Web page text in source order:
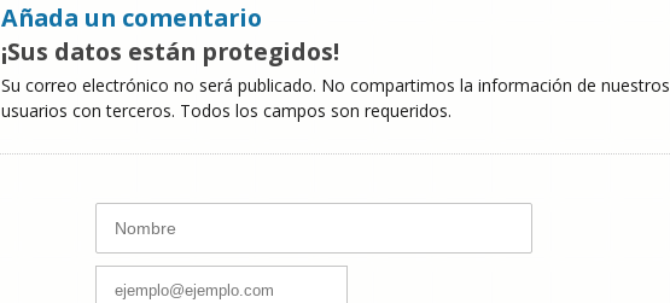
Añada un comentario
¡Sus datos están protegidos!
Su correo electrónico no será publicado. No compartimos la información de nuestros
usuarios con terceros. Todos los campos son requeridos.